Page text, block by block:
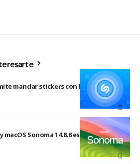
mandar stickers con la nueva
macOS Sonoma 14.8.8 están